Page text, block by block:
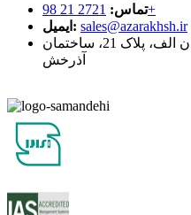
تماس:2721 21 98+
ایمیل: sales@azarakhsh.ir
تهران، زعفرانیه، میدان الف، پلاک 21، ساختمان
آذرخش